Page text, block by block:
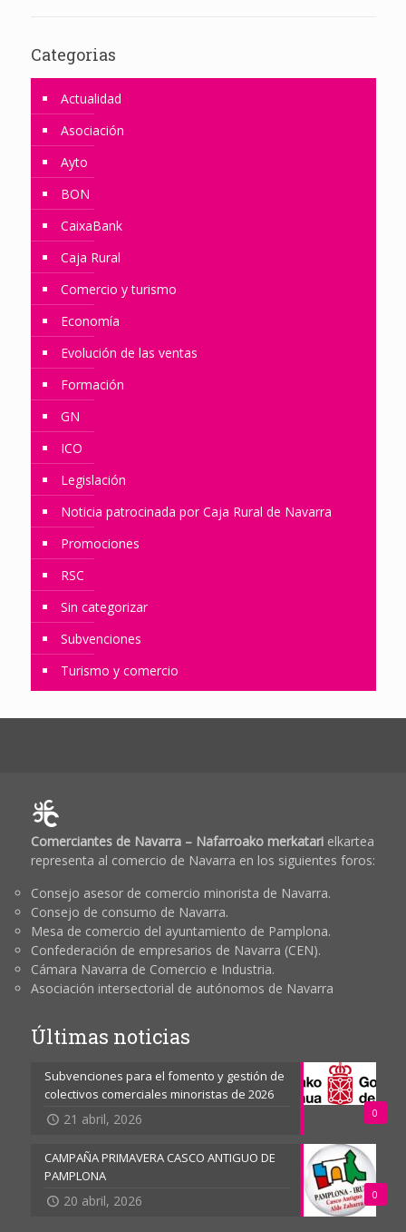
Categorias
Actualidad
Asociación
Ayto
BON
CaixaBank
Caja Rural
Comercio y turismo
Economía
Evolución de las ventas
Formación
GN
ICO
Legislación
Noticia patrocinada por Caja Rural de Navarra
Promociones
RSC
Sin categorizar
Subvenciones
Turismo y comercio
Comerciantes de Navarra – Nafarroako merkatarielkartea
representa al comercio de Navarra en los siguientes foros:
Consejo asesor de comercio minorista de Navarra.
Consejo de consumo de Navarra.
Mesa de comercio del ayuntamiento de Pamplona.
Confederación de empresarios de Navarra (CEN).
Cámara Navarra de Comercio e Industria.
Asociación intersectorial de autónomos de Navarra
Últimas noticias
0
Subvenciones para el fomento y gestión de
colectivos comerciales minoristas de 2026
21 abril, 2026
0
CAMPAÑA PRIMAVERA CASCO ANTIGUO DE
PAMPLONA
20 abril, 2026